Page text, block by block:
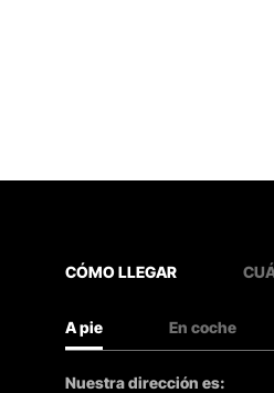
CÓMO LLEGAR
A pie En coche
Nuestra dirección es: